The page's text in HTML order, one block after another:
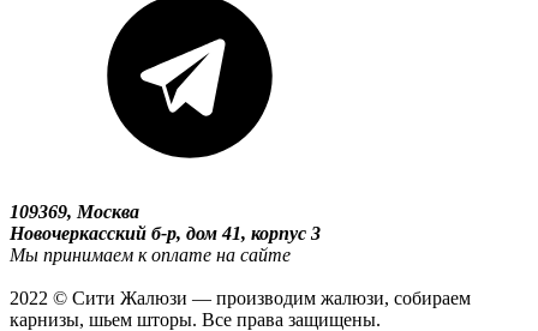
109369, Москва
Новочеркасский б-р, дом 41, корпус 3
Мы принимаем к оплате на сайте
2022 © Сити Жалюзи — производим жалюзи, собираем
карнизы, шьем шторы. Все права защищены.